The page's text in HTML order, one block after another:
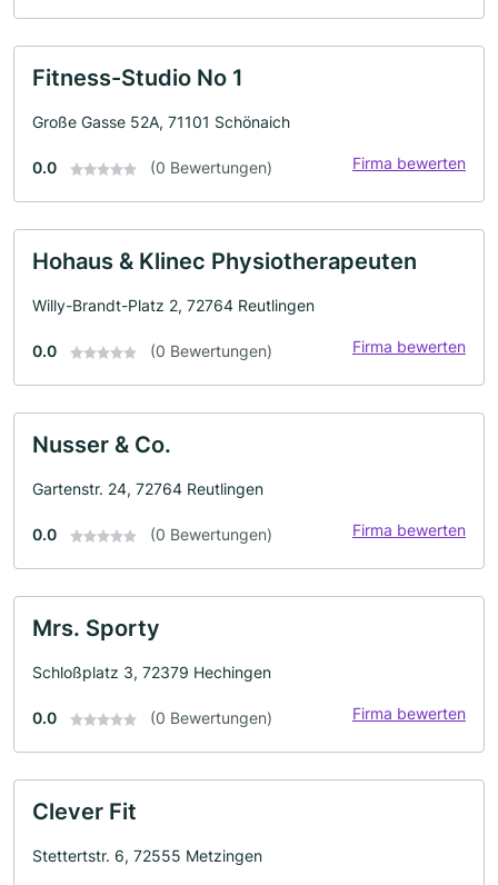
Fitness-Studio No 1
Große Gasse 52A, 71101 Schönaich
0.0 (0 Bewertungen) Firma bewerten
Hohaus & Klinec Physiotherapeuten
Willy-Brandt-Platz 2, 72764 Reutlingen
0.0 (0 Bewertungen) Firma bewerten
Nusser & Co.
Gartenstr. 24, 72764 Reutlingen
0.0 (0 Bewertungen) Firma bewerten
Mrs. Sporty
Schloßplatz 3, 72379 Hechingen
0.0 (0 Bewertungen) Firma bewerten
Clever Fit
Stettertstr. 6, 72555 Metzingen